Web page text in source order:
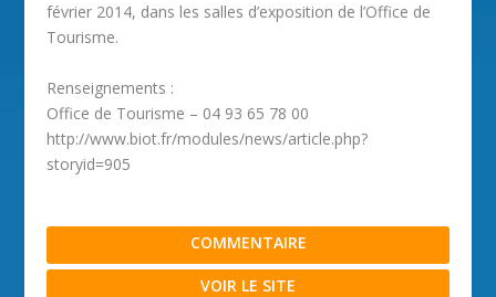
février 2014, dans les salles d’exposition de l’Office de
Tourisme.
Renseignements :
Office de Tourisme – 04 93 65 78 00
http://www.biot.fr/modules/news/article.php?
storyid=905
COMMENTAIRE
VOIR LE SITE